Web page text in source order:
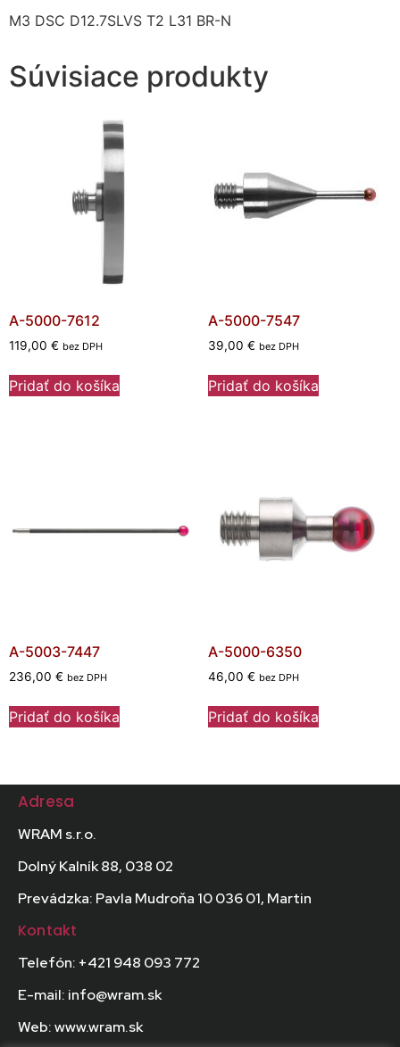
M3 DSC D12.7SLVS T2 L31 BR-N
Súvisiace produkty
A-5000-7612
119,00 € bez DPH
Pridať do košíka
A-5000-7547
39,00 € bez DPH
Pridať do košíka
A-5003-7447
236,00 € bez DPH
Pridať do košíka
A-5000-6350
46,00 € bez DPH
Pridať do košíka
Adresa
WRAM s.r.o.
Dolný Kalník 88, 038 02
Prevádzka: Pavla Mudroňa 10 036 01, Martin
Kontakt
Telefón: +421 948 093 772
E-mail: info@wram.sk
Web: www.wram.sk